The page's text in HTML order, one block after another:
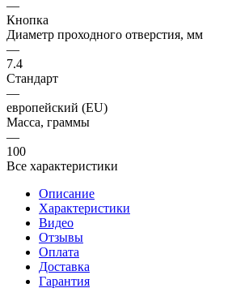
—
Кнопка
Диаметр проходного отверстия, мм
—
7.4
Стандарт
—
европейский (EU)
Масса, граммы
—
100
Все характеристики
Описание
Характеристики
Видео
Отзывы
Оплата
Доставка
Гарантия